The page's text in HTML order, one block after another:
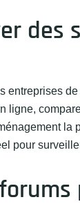
des
ligne,
la
pour